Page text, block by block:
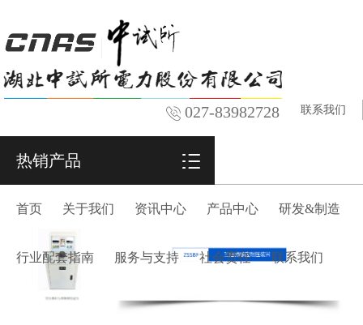
027-83982728 联系我们
热销产品
首页 关于我们 资讯中心 产品中心 研发&制造
行业配套指南 服务与支持 社会责任 联系我们